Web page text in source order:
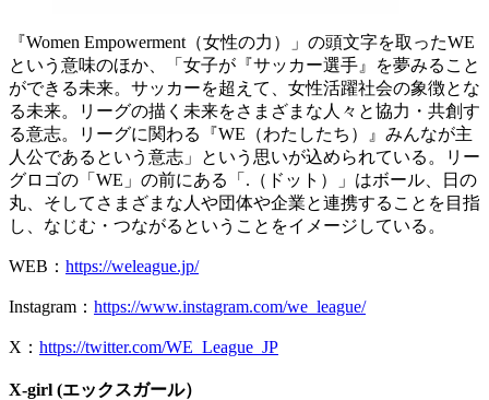
『Women Empowerment（女性の力）」の頭文字を取ったWE
という意味のほか、「女子が『サッカー選手』を夢みること
ができる未来。サッカーを超えて、女性活躍社会の象徴とな
る未来。リーグの描く未来をさまざまな人々と協力・共創す
る意志。リーグに関わる『WE（わたしたち）』みんなが主
人公であるという意志」という思いが込められている。リー
グロゴの「WE」の前にある「.（ドット）」はボール、日の
丸、そしてさまざまな人や団体や企業と連携することを目指
し、なじむ・つながるということをイメージしている。
WEB： https://weleague.jp/
Instagram： https://www.instagram.com/we_league/
X： https://twitter.com/WE_League_JP
X-girl (エックスガール）